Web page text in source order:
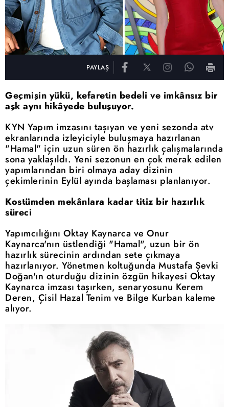
PAYLAŞ
Geçmişin yükü, kefaretin bedeli ve imkânsız bir
aşk aynı hikâyede buluşuyor.
KYN Yapım imzasını taşıyan ve yeni sezonda atv
ekranlarında izleyiciyle buluşmaya hazırlanan
"Hamal" için uzun süren ön hazırlık çalışmalarında
sona yaklaşıldı. Yeni sezonun en çok merak edilen
yapımlarından biri olmaya aday dizinin
çekimlerinin Eylül ayında başlaması planlanıyor.
Kostümden mekânlara kadar titiz bir hazırlık
süreci
Yapımcılığını Oktay Kaynarca ve Onur
Kaynarca'nın üstlendiği "Hamal", uzun bir ön
hazırlık sürecinin ardından sete çıkmaya
hazırlanıyor. Yönetmen koltuğunda Mustafa Şevki
Doğan'ın oturduğu dizinin özgün hikayesi Oktay
Kaynarca imzası taşırken, senaryosunu Kerem
Deren, Çisil Hazal Tenim ve Bilge Kurban kaleme
alıyor.